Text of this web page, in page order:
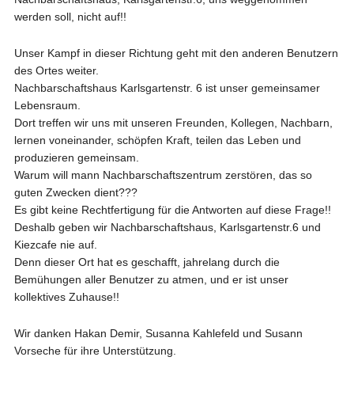
werden soll, nicht auf!!
Unser Kampf in dieser Richtung geht mit den anderen Benutzern
des Ortes weiter.
Nachbarschaftshaus Karlsgartenstr. 6 ist unser gemeinsamer
Lebensraum.
Dort treffen wir uns mit unseren Freunden, Kollegen, Nachbarn,
lernen voneinander, schöpfen Kraft, teilen das Leben und
produzieren gemeinsam.
Warum will mann Nachbarschaftszentrum zerstören, das so
guten Zwecken dient???
Es gibt keine Rechtfertigung für die Antworten auf diese Frage!!
Deshalb geben wir Nachbarschaftshaus, Karlsgartenstr.6 und
Kiezcafe nie auf.
Denn dieser Ort hat es geschafft, jahrelang durch die
Bemühungen aller Benutzer zu atmen, und er ist unser
kollektives Zuhause!!
Wir danken Hakan Demir, Susanna Kahlefeld und Susann
Vorseche für ihre Unterstützung.